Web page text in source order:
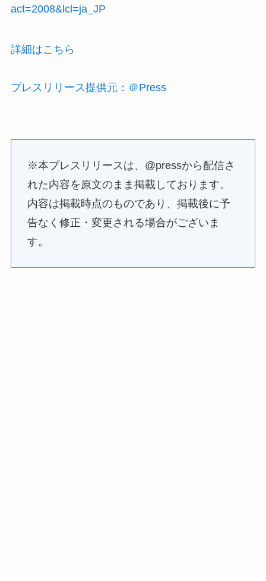
act=2008&lcl=ja_JP
詳細はこちら
プレスリリース提供元：＠Press
※本プレスリリースは、@pressから配信さ
れた内容を原文のまま掲載しております。
内容は掲載時点のものであり、掲載後に予
告なく修正・変更される場合がございま
す。